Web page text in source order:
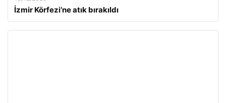
İzmir Körfezi’ne atık bırakıldı